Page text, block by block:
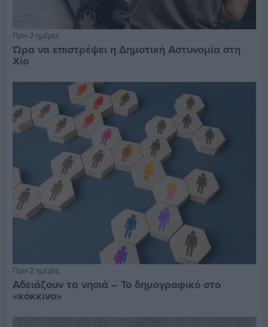
Πριν 2 ημέρες
Ώρα να επιστρέψει η Δημοτική Αστυνομία στη
Χίο
Πριν 2 ημέρες
Αδειάζουν τα νησιά – Το δημογραφικό στο
«κόκκινο»